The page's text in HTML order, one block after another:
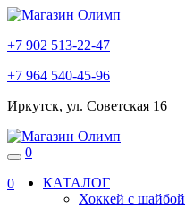
+7 902 513-22-47
+7 964 540-45-96
Иркутск, ул. Советская 16
0
КАТАЛОГ
Хоккей с шайбой
0